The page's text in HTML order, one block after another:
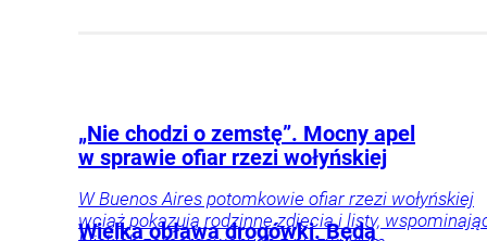
„Nie chodzi o zemstę”. Mocny apel
w sprawie ofiar rzezi wołyńskiej
W Buenos Aires potomkowie ofiar rzezi wołyńskiej
wciąż pokazują rodzinne zdjęcia i listy,
Wielka obława drogówki. Będą